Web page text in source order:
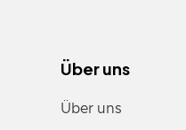
Über uns
Über uns